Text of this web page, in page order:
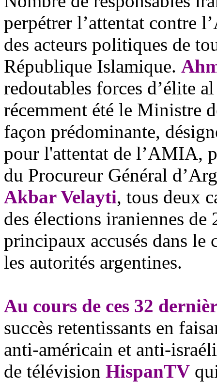
perpétrer l’attentat contre
des acteurs politiques de
République Islamique.
redoutables forces d’élite
récemment été le Ministre
façon prédominante,
pour l'attentat de l’AMIA,
du Procureur Général
Akbar Velayti, tous deux
des élections iraniennes
principaux accusés dans le
les autorités argentines.
Au cours de ces 32
succès retentissants en
anti-américain et anti-israé
de télévision HispanTV